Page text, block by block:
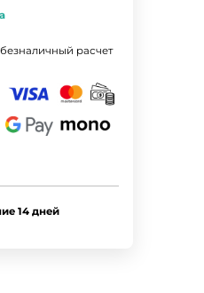
расчет
14 дней